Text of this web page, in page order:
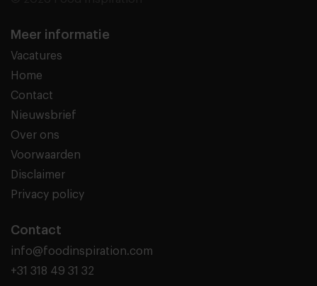
Meer informatie
Vacatures
Home
Contact
Nieuwsbrief
Over ons
Voorwaarden
Disclaimer
Privacy policy
Contact
info@foodinspiration.com
+31 318 49 31 32